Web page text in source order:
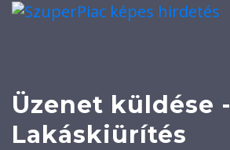
Üzenet küldése -
Lakáskiürítés